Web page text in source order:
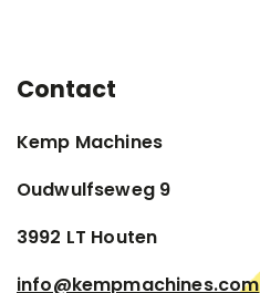
Contact
Kemp Machines
Oudwulfseweg 9
3992 LT Houten
info@kempmachines.com